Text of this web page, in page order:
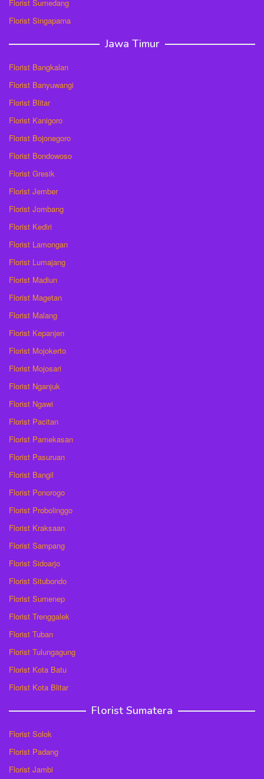
Florist Sumedang
Florist Singaparna
Jawa Timur
Florist Bangkalan
Florist Banyuwangi
Florist Blitar
Florist Kanigoro
Florist Bojonegoro
Florist Bondowoso
Florist Gresik
Florist Jember
Florist Jombang
Florist Kediri
Florist Lamongan
Florist Lumajang
Florist Madiun
Florist Magetan
Florist Malang
Florist Kepanjen
Florist Mojokerto
Florist Mojosari
Florist Nganjuk
Florist Ngawi
Florist Pacitan
Florist Pamekasan
Florist Pasuruan
Florist Bangil
Florist Ponorogo
Florist Probolinggo
Florist Kraksaan
Florist Sampang
Florist Sidoarjo
Florist Situbondo
Florist Sumenep
Florist Trenggalek
Florist Tuban
Florist Tulungagung
Florist Kota Batu
Florist Kota Blitar
Florist Sumatera
Florist Solok
Florist Padang
Florist Jambi